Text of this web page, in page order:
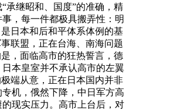
承继昭和、国度”的准确，精
，每一件都极具搬弄性：明
日本和后和平体系体例的基
联盟，正在台海、南海问题
，面临高市的狂热誓言，德
本皇室并不承认高市的左翼
端从意，正在日本国内并非
机，俄然下降，中日军方高
现实压力。高市上台后，对